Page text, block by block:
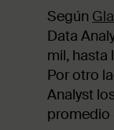
Según
Data
mil, hasta
Por otro
Analyst
promedio